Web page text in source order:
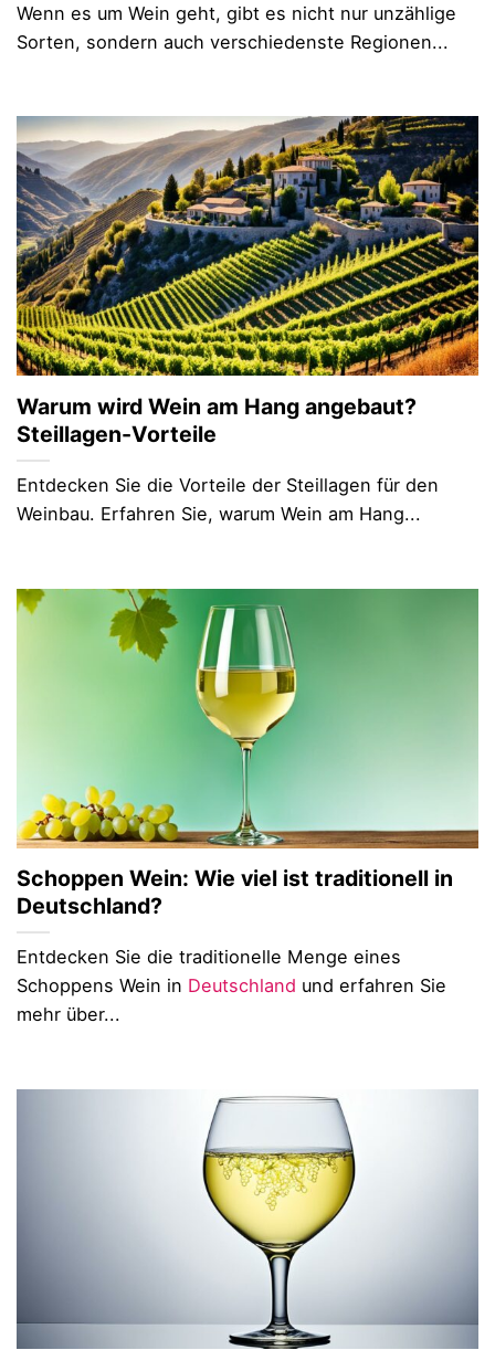
Wenn es um Wein geht, gibt es nicht nur unzählige
Sorten, sondern auch verschiedenste Regionen...
Warum wird Wein am Hang angebaut?
Steillagen-Vorteile
Entdecken Sie die Vorteile der Steillagen für den
Weinbau. Erfahren Sie, warum Wein am Hang...
Schoppen Wein: Wie viel ist traditionell in
Deutschland?
Entdecken Sie die traditionelle Menge eines
Schoppens Wein in Deutschland und erfahren Sie
mehr über...